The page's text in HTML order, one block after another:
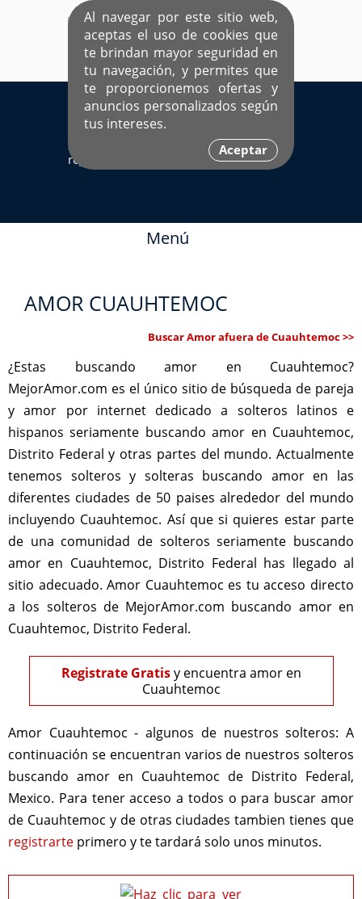
Al navegar por este sitio web,
aceptas el uso de cookies que
te brindan mayor seguridad en
tu navegación, y permites que
te proporcionemos ofertas y
anuncios personalizados según
tus intereses.
Aceptar
EL ÚNICO SITIO DEDICADO A SOLTEROS
HISPANOS COMO TÚ
Ingresa aquí
Sí ya estás
registrado
Menú
AMOR CUAUHTEMOC
Buscar Amor afuera de Cuauhtemoc >>
¿Estas buscando amor en Cuauhtemoc?
MejorAmor.com es el único sitio de búsqueda de pareja
y amor por internet dedicado a solteros latinos e
hispanos seriamente buscando amor en Cuauhtemoc,
Distrito Federal y otras partes del mundo. Actualmente
tenemos solteros y solteras buscando amor en las
diferentes ciudades de 50 paises alrededor del mundo
incluyendo Cuauhtemoc. Así que si quieres estar parte
de una comunidad de solteros seriamente buscando
amor en Cuauhtemoc, Distrito Federal has llegado al
sitio adecuado. Amor Cuauhtemoc es tu acceso directo
a los solteros de MejorAmor.com buscando amor en
Cuauhtemoc, Distrito Federal.
Registrate Gratisy encuentra amor en
Cuauhtemoc
Amor Cuauhtemoc - algunos de nuestros solteros: A
continuación se encuentran varios de nuestros solteros
buscando amor en Cuauhtemoc de Distrito Federal,
Mexico. Para tener acceso a todos o para buscar amor
de Cuauhtemoc y de otras ciudades tambien tienes que
registrarte primero y te tardará solo unos minutos.